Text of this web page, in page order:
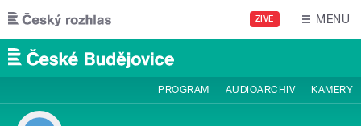
Přejít k hlavnímu obsahu
ŽIVĚ MENU
PROGRAM AUDIOARCHIV KAMERY